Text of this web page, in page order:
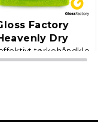
Factory
Dry
tørkehåndkle,
70x90 cm